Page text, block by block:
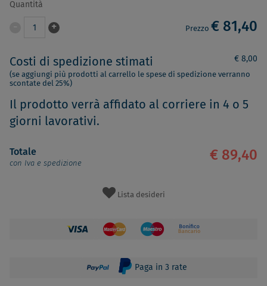
Quantità
1 + Prezzo € 81,40
Costi di spedizione stimati € 8,00
(se aggiungi più prodotti al carrello le spese di spedizione verranno
scontate del 25%)
Il prodotto verrà affidato al corriere in 4 o 5
giorni lavorativi.
Totale
con Iva e spedizione
€ 89,40
Lista desideri
Paga in 3 rate